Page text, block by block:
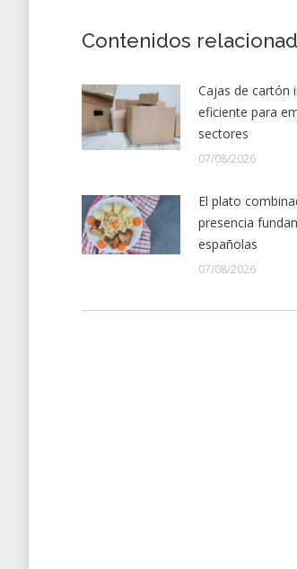
Contenidos
Cajas de cartón
eficiente para
sectores
07/08/2026
El plato
presencia
españolas
07/08/2026